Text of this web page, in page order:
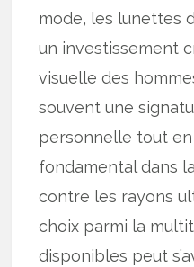
mode, les lunettes
un investissement
visuelle des
souvent une
personnelle tout
fondamental dans
contre les rayons
choix parmi la
disponibles peut